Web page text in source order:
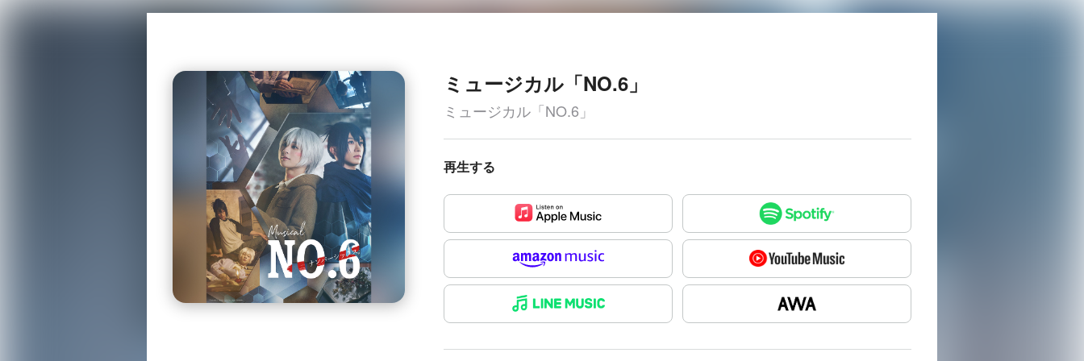
ミュージカル「NO.6」
ミュージカル「NO.6」
再生する